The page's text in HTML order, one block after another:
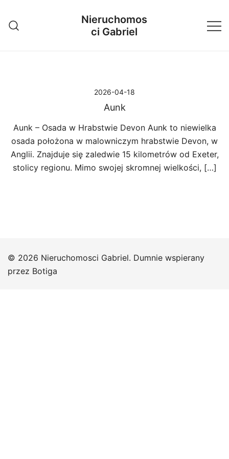
treści
Nieruchomos
ci Gabriel
2026-04-18
Aunk
Aunk – Osada w Hrabstwie Devon Aunk to niewielka
osada położona w malowniczym hrabstwie Devon, w
Anglii. Znajduje się zaledwie 15 kilometrów od Exeter,
stolicy regionu. Mimo swojej skromnej wielkości, […]
© 2026 Nieruchomosci Gabriel. Dumnie wspierany
przez Botiga